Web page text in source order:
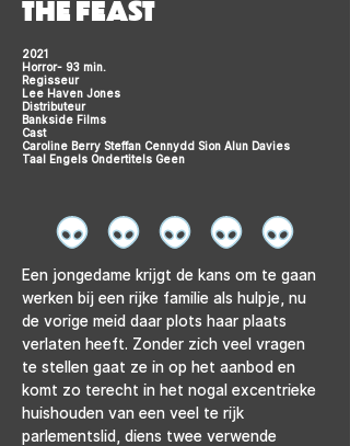
THE FEAST
2021
Horror- 93 min.
Regisseur
Lee Haven Jones
Distributeur
Bankside Films
Cast
Caroline Berry Steffan Cennydd Sion Alun Davies
Taal Engels Ondertitels Geen
Een jongedame krijgt de kans om te gaan
werken bij een rijke familie als hulpje, nu
de vorige meid daar plots haar plaats
verlaten heeft. Zonder zich veel vragen
te stellen gaat ze in op het aanbod en
komt zo terecht in het nogal excentrieke
huishouden van een veel te rijk
parlementslid, diens twee verwende